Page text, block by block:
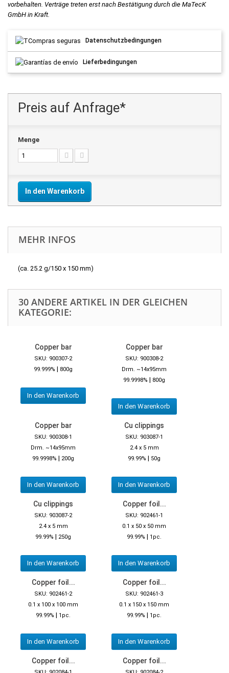
vorbehalten. Verträge treten erst nach Bestätigung durch die MaTecK
GmbH in Kraft.
Datenschutzbedingungen
Lieferbedingungen
Preis auf Anfrage*
Menge
In den Warenkorb
MEHR INFOS
(ca. 25.2 g/150 x 150 mm)
30 ANDERE ARTIKEL IN DER GLEICHEN
KATEGORIE:
Copper bar
SKU: 900307-2
99.999% | 800g
In den Warenkorb
Copper bar
SKU: 900308-2
Drm. ~14x95mm
99.9998% | 800g
In den Warenkorb
Copper bar
SKU: 900308-1
Drm. ~14x95mm
99.9998% | 200g
In den Warenkorb
Cu clippings
SKU: 903087-1
2.4 x 5 mm
99.99% | 50g
In den Warenkorb
Cu clippings
SKU: 903087-2
2.4 x 5 mm
99.99% | 250g
In den Warenkorb
Copper foil...
SKU: 902461-1
0.1 x 50 x 50 mm
99.99% | 1pc.
In den Warenkorb
Copper foil...
SKU: 902461-2
0.1 x 100 x 100 mm
99.99% | 1pc.
In den Warenkorb
Copper foil...
SKU: 902461-3
0.1 x 150 x 150 mm
99.99% | 1pc.
In den Warenkorb
Copper foil... Copper foil...